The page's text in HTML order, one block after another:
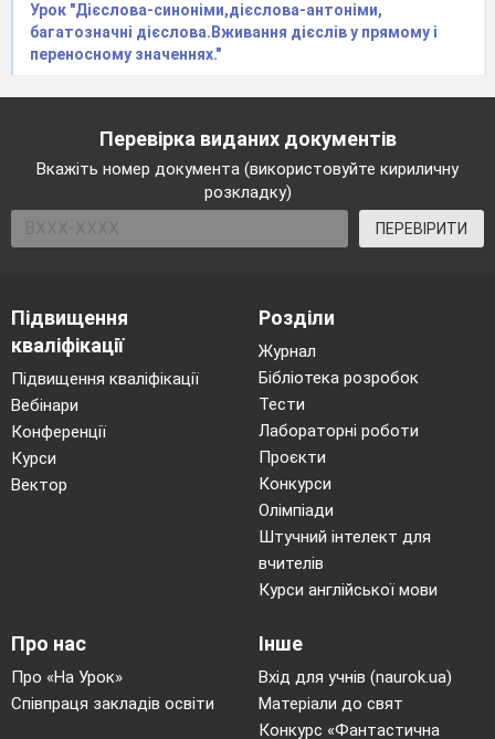
Урок "Дієслова-синоніми,дієслова-антоніми,
багатозначні дієслова.Вживання дієслів у прямому і
переносному значеннях."
Перевірка виданих документів
Вкажіть номер документа (використовуйте кириличну
розкладку)
ПЕРЕВІРИТИ
Підвищення
кваліфікації
Підвищення кваліфікації
Вебінари
Конференції
Курси
Вектор
Розділи
Журнал
Бібліотека розробок
Тести
Лабораторні роботи
Проєкти
Конкурси
Олімпіади
Штучний інтелект для
вчителів
Курси англійської мови
Про нас
Про «На Урок»
Співпраця закладів освіти
Інше
Вхід для учнів (naurok.ua)
Матеріали до свят
Конкурс «Фантастична